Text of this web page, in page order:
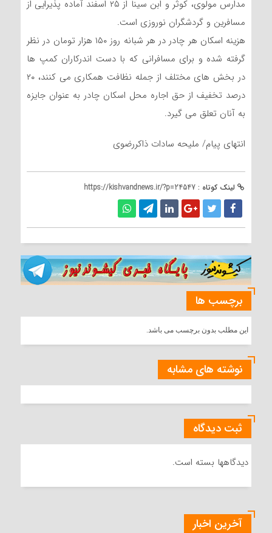
مدارس مولوی، کوثر و ابن سینا از ۲۵ اسفند آماده پذیرایی از
مسافرین و گردشگران نوروزی است.
هزینه اسکان هر چادر در هر شبانه روز ۱۵۰ هزار تومان در نظر
گرفته شده و برای مسافرانی که با دست اندرکاران کمپ ها
در بخش های مختلف از جمله نظافت همکاری می کنند، ۲۰
درصد تخفیف از حق اجاره محل اسکان چادر به عنوان جایزه
به آنان تعلق می گیرد.
انتهای پیام/ ملیحه سادات ذاکررضوی
لینک کوتاه : https://kishvandnews.ir/?p=24547
برچسب ها
این مطلب بدون برچسب می باشد.
نوشته های مشابه
ثبت دیدگاه
دیدگاهها بسته است.
آخرین اخبار